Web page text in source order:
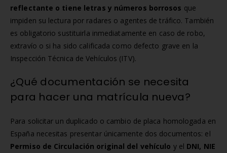
reflectante o tiene letras y números borrosos que
impiden su lectura por radares o agentes de tráfico. También
es obligatorio sustituirla inmediatamente en caso de robo,
extravío o si ha sido calificada como defecto grave en la
Inspección Técnica de Vehículos (ITV).
¿Qué documentación se necesita
para hacer una matrícula nueva?
Para solicitar un duplicado o cambio de placa homologada en
España necesitas presentar únicamente dos documentos: el
Permiso de Circulación original del vehículo y el DNI, NIE